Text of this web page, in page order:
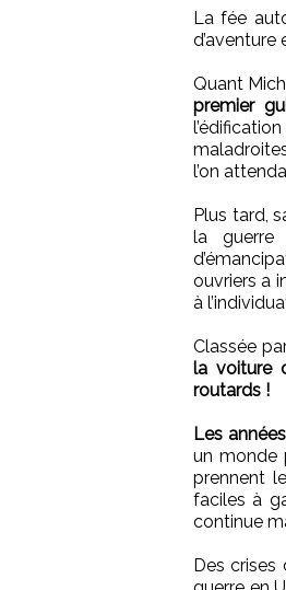
La fée
d’aventure
Quant
premier
l’on
Plus tard,
la guerre
ouvriers a
à
Classée
la voiture
routards !
Les
un monde
prennent
faciles à
continue
Des crises